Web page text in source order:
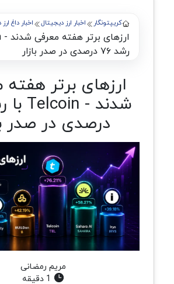
کریپتونگار اخبار ارز دیجیتال اخبار داغ
رشد ۷۶ درصدی در صدر بازار
ارزهای برتر
درصدی در صدر
مریم رمضانی